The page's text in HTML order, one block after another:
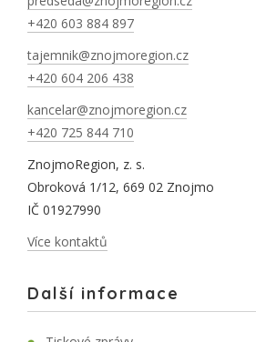
+420 603 884 897
tajemnik@znojmoregion.cz
+420 604 206 438
kancelar@znojmoregion.cz
+420 725 844 710
ZnojmoRegion, z. s.
Obroková 1/12, 669 02 Znojmo
IČ 01927990
Více kontaktů
Další informace